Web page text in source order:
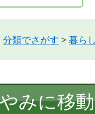
分類でさがす >暮ら
みに移